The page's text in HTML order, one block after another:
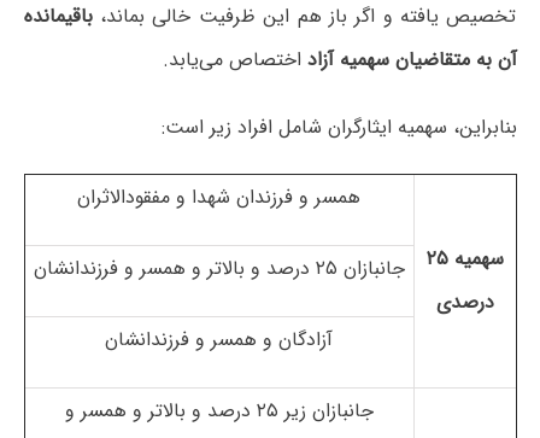
تخصیص یافته و اگر باز هم این ظرفیت خالی بماند،باقیمانده
آن به متقاضیان سهمیه آزاد اختصاص می‌یابد.
بنابراین، سهمیه ایثارگران شامل افراد زیر است:
سهمیه ۲۵
درصدی
همسر و فرزندان شهدا و مفقودالاثران
جانبازان ۲۵ درصد و بالاتر و همسر و فرزندانشان
آزادگان و همسر و فرزندانشان
جانبازان زیر ۲۵ درصد و بالاتر و همسر و